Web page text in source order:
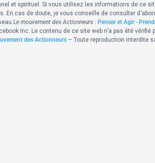
et spirituel. Si vous utilisez les informations de ce
En cas de doute, je vous conseille de consulter
Le mouvement des Actionneurs : Penser et Agir -
Inc. Le contenu de ce site web n’a pas été
des Actionneurs – Toute reproduction interdite